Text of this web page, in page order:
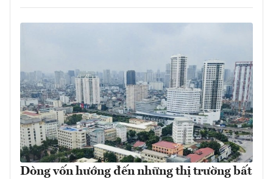
Dòng vốn hướng đến những thị trường bất